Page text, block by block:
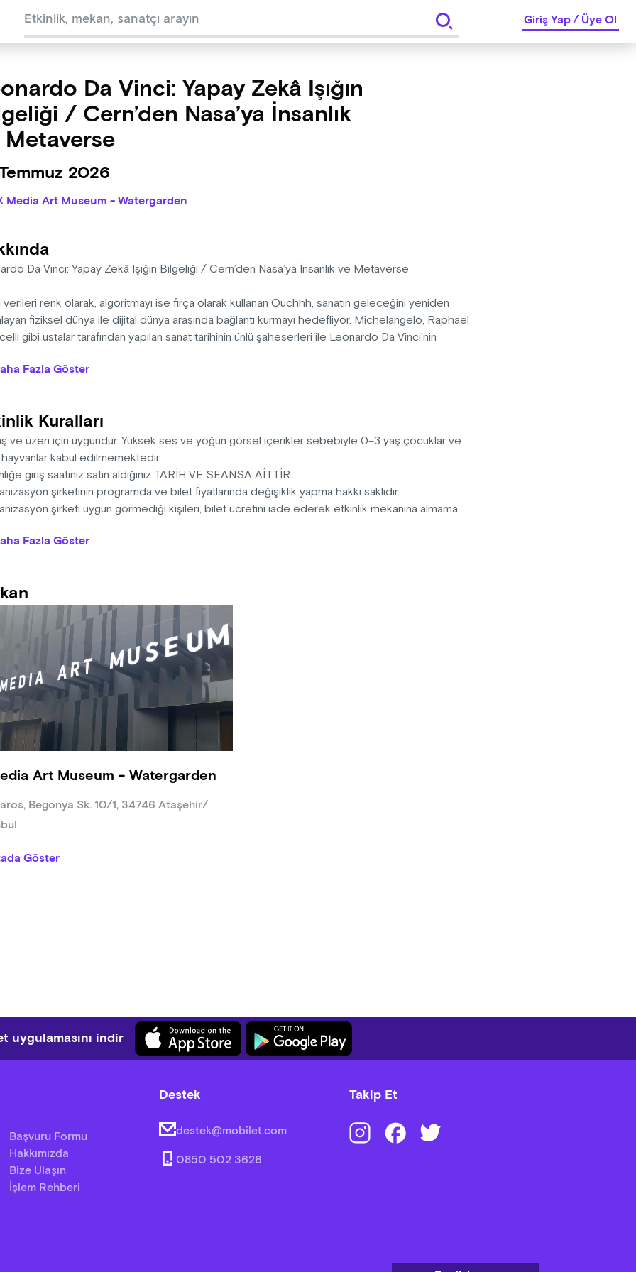
Giriş Yap/Üye Ol
Da Vinci: Yapay Zekâ Işığın
/ Cern’den Nasa’ya İnsanlık
Metaverse
2026
Media Art Museum - Watergarden
Da Vinci: Yapay Zekâ Işığın Bilgeliği / Cern’den Nasa’ya İnsanlık ve Metaverse
verileri renk olarak, algoritmayı ise fırça olarak kullanan Ouchhh, sanatın geleceğini yeniden
fiziksel dünya ile dijital dünya arasında bağlantı kurmayı hedefliyor. Michelangelo, Raphael
gibi ustalar tarafından yapılan sanat tarihinin ünlü şaheserleri ile Leonardo Da Vinci'nin
sanat ve bilimin ışığıyla yapay zeka algoritmalarını kullanarak daha önce hiç görülmemiş
oluşturulmasıyla yeni bir sanat eseri şeklinde tekrar hayata döndürülüyor. Görsel
olan veriyle Metaverse’e taşıyacak.
15 dakika
Fazla Göster
Kuralları
ve üzeri için uygundur. Yüksek ses ve yoğun görsel içerikler sebebiyle 0–3 yaş çocuklar ve
kabul edilmemektedir.
giriş saatiniz satın aldığınız TARİH VE SEANSA AİTTİR.
şirketinin programda ve bilet fiyatlarında değişiklik yapma hakkı saklıdır.
şirketi uygun görmediği kişileri, bilet ücretini iade ederek etkinlik mekanına almama
ışığa duyarlı epilepsi hastalarını rahatsız edebilecek görsel efektler içermektedir.
Fazla Göster
Art Museum - Watergarden
Begonya Sk. 10/1, 34746 Ataşehir/
Göster
uygulamasını indir
Başvuru Formu
Hakkımızda
Bize Ulaşın
İşlem Rehberi
Destek
destek@mobilet.com
0850 502 3626
Takip Et